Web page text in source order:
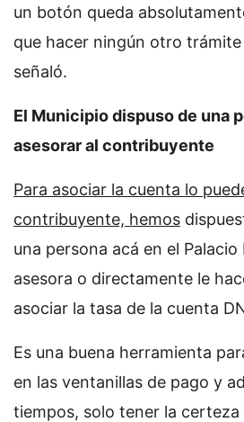
un botón queda
que hacer ningún otro trámite
señaló.
El Municipio dispuso de una
asesorar al contribuyente
Para asociar la cuenta lo
contribuyente, hemos
una persona acá en el
asesora o directamente le
asociar la tasa de la cuenta
Es una buena herramienta
en las ventanillas de pago y
tiempos, solo tener la certeza